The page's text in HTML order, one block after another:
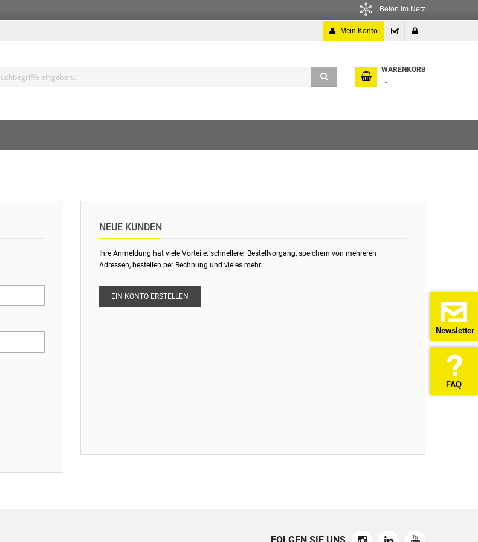
Beton im Netz
Mein Konto Kasse
WARENKORB
Newsletter
FAQ
NEUE KUNDEN
Ihre Anmeldung hat viele Vorteile: schnellerer Bestellvorgang, speichern von mehreren
Adressen, bestellen per Rechnung und vieles mehr.
EIN KONTO ERSTELLEN
FOLGEN SIE UNS